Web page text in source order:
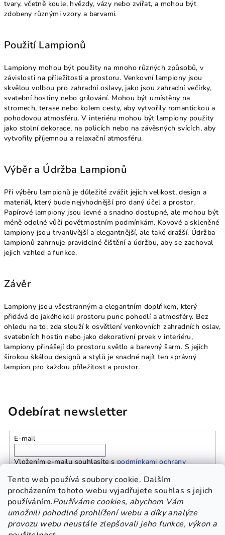
Tento web používá soubory cookie. Dalším
procházením tohoto webu vyjadřujete souhlas s jejich
používáním.Používáme cookies, abychom Vám
umožnili pohodlné prohlížení webu a díky analýze
provozu webu neustále zlepšovali jeho funkce, výkon a
tvary, včetně koule, hvězdy, vázy nebo zvířat, a mohou být
zdobeny různými vzory a barvami.
Použití Lampionů
Lampiony mohou být použity na mnoho různých způsobů, v
závislosti na příležitosti a prostoru. Venkovní lampiony jsou
skvělou volbou pro zahradní oslavy, jako jsou zahradní večírky,
svatební hostiny nebo grilování. Mohou být umístěny na
stromech, terase nebo kolem cesty, aby vytvořily romantickou a
pohodovou atmosféru. V interiéru mohou být lampiony použity
jako stolní dekorace, na policích nebo na závěsných svících, aby
vytvořily příjemnou a relaxační atmosféru.
Výběr a Údržba Lampionů
Při výběru lampionů je důležité zvážit jejich velikost, design a
materiál, který bude nejvhodnější pro daný účel a prostor.
Papírové lampiony jsou levné a snadno dostupné, ale mohou být
méně odolné vůči povětrnostním podmínkám. Kovové a skleněné
lampiony jsou trvanlivější a elegantnější, ale také dražší. Údržba
lampionů zahrnuje pravidelné čištění a údržbu, aby se zachoval
jejich vzhled a funkce.
Závěr
Lampiony jsou všestranným a elegantním doplňkem, který
přidává do jakéhokoli prostoru punc pohodlí a atmosféry. Bez
ohledu na to, zda slouží k osvětlení venkovních zahradních oslav,
svatebních hostin nebo jako dekorativní prvek v interiéru,
lampiony přinášejí do prostoru světlo a barevný šarm. S jejich
širokou škálou designů a stylů je snadné najít ten správný
lampion pro každou příležitost a prostor.
Odebírat newsletter
E-mail
Vložením e-mailu souhlasíte spodmínkami ochrany
Přihlásit se